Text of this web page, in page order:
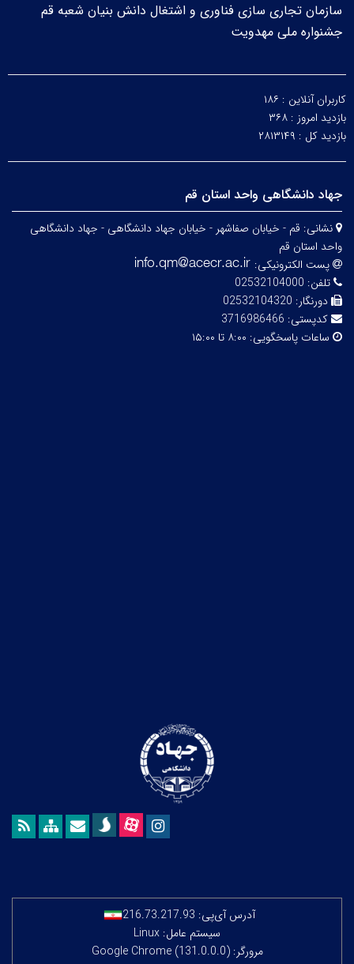
سازمان تجاری سازی فناوری و اشتغال دانش بنیان شعبه قم
جشنواره ملی مهدویت
کاربران آنلاین : ۱۸۶
بازدید امروز : ۳۶۸
بازدید کل : ۲۸۱۳۱۴۹
جهاد دانشگاهی واحد استان قم
نشانی: قم - خیابان صفاشهر - خیابان جهاد دانشگاهی - جهاد دانشگاهی
واحد استان قم
پست الکترونیکی:
تلفن: 02532104000
دورنگار: 02532104320
کدپستی: 3716986466
ساعات پاسخگویی: ۸:۰۰ تا ۱۵:۰۰
آدرس آی‌پی: 216.73.217.93
سیستم عامل: Linux
مرورگر: Google Chrome (131.0.0.0)